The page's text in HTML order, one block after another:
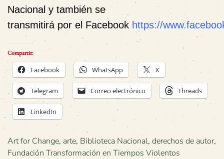
Nacional y también se
transmitirá por el Facebook https://
Compartir:
Facebook WhatsApp X
Telegram Correo electrónico Threads
LinkedIn
Art for Change, arte, Biblioteca Nacional, derechos de autor,
Fundación Transformación en Tiempos Violentos